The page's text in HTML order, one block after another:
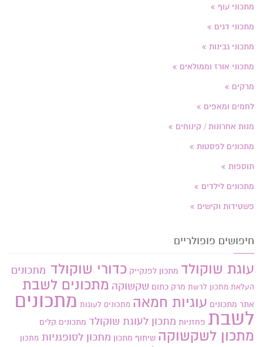
מתכוני עוף
מתכוני דגים
מתכוני גבינות
מתכוני אורז וממולאים
מרקים
לחמים ומאפים
מנות אחרונות / קינוחים
מתכונים לפסטות
תוספות
מתכונים לילדים
פשטידות וקישים
חיפושים פופולריים
עוגת שוקולד מתכון לפנקייק כדורי שוקולד מתכונים
העלאת מתכון לרשת מרק כתום שקשוקה מתכונים לשבת
אתר מתכונים עוגיות חמאה מתכונים לעוגות מתכונים
לשבת פחזניות מתכון לעוגת שוקולד מתכונים קלים
מתכון לשקשוקה שיתוף מתכון מתכון לסופגניות מתכון